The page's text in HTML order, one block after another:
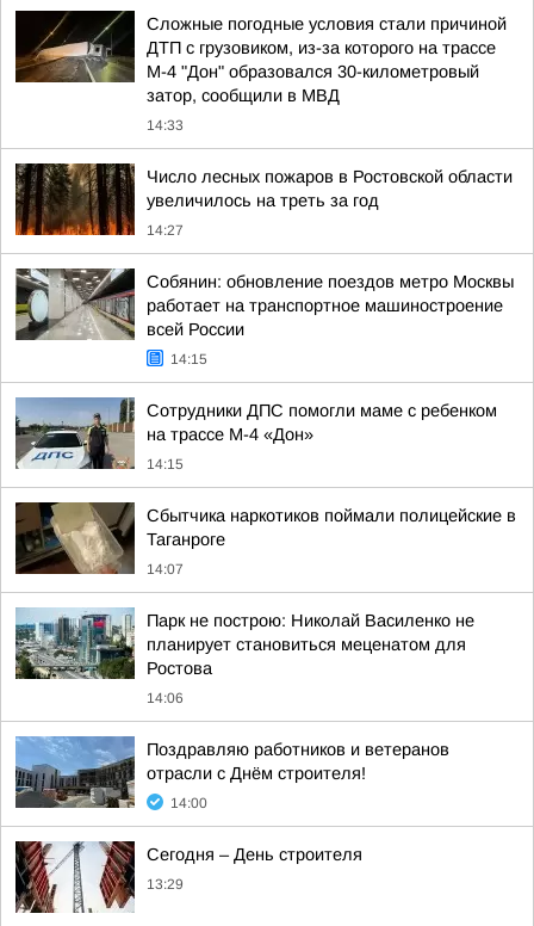
Сложные погодные условия стали причиной
ДТП с грузовиком, из-за которого на трассе
М-4 "Дон" образовался 30-километровый
затор, сообщили в МВД
14:33
Число лесных пожаров в Ростовской области
увеличилось на треть за год
14:27
Собянин: обновление поездов метро Москвы
работает на транспортное машиностроение
всей России
14:15
Сотрудники ДПС помогли маме с ребенком
на трассе М-4 «Дон»
14:15
Сбытчика наркотиков поймали полицейские в
Таганроге
14:07
Парк не построю: Николай Василенко не
планирует становиться меценатом для
Ростова
14:06
Поздравляю работников и ветеранов
отрасли с Днём строителя!
14:00
Сегодня – День строителя
13:29